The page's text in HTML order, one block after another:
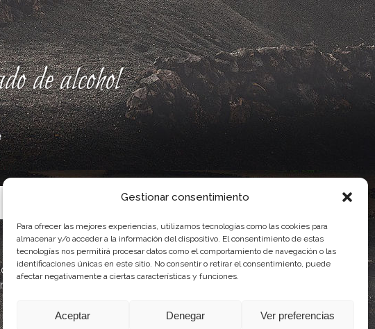
Gestionar consentimiento
Para ofrecer las mejores experiencias, utilizamos tecnologías como las cookies para
almacenar y/o acceder a la información del dispositivo. El consentimiento de estas
tecnologías nos permitirá procesar datos como el comportamiento de navegación o las
identificaciones únicas en este sitio. No consentir o retirar el consentimiento, puede
afectar negativamente a ciertas características y funciones.
Aceptar Denegar Ver preferencias
de alcohol
parcialmente, por el Gobierno de Canarias
de Calidad Agroalimentaria